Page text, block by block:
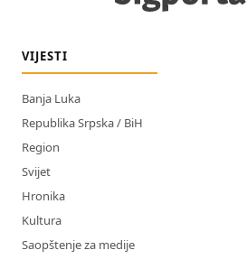
VIJESTI
Banja Luka
Republika Srpska / BiH
Region
Svijet
Hronika
Kultura
Saopštenje za medije